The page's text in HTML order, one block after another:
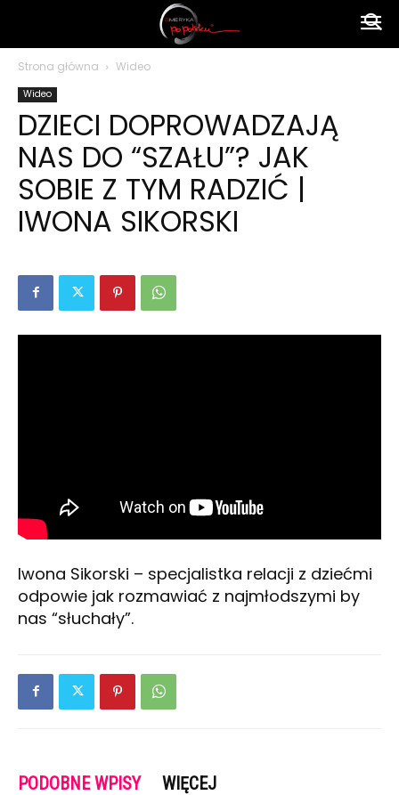
polsku
Strona główna Wideo
Wideo
DZIECI DOPROWADZAJĄ
NAS DO “SZAŁU”? JAK
SOBIE Z TYM RADZIĆ |
IWONA SIKORSKI
Iwona Sikorski – specjalistka relacji z dziećmi
odpowie jak rozmawiać z najmłodszymi by
nas “słuchały”.
PODOBNE WPISY WIĘCEJ